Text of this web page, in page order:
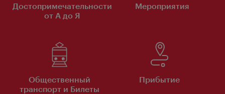
Достопримечательности
от А до Я
Мероприятия
Общественный
транспорт и Билеты
Прибытие